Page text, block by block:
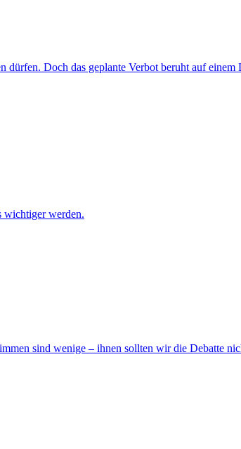
Doch das geplante Verbot beruht auf einem
wichtiger werden.
sind wenige – ihnen sollten wir die Debatte